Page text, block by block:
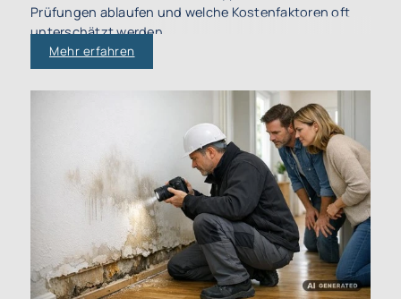
Prüfungen ablaufen und welche Kostenfaktoren oft
unterschätzt werden.
Mehr erfahren